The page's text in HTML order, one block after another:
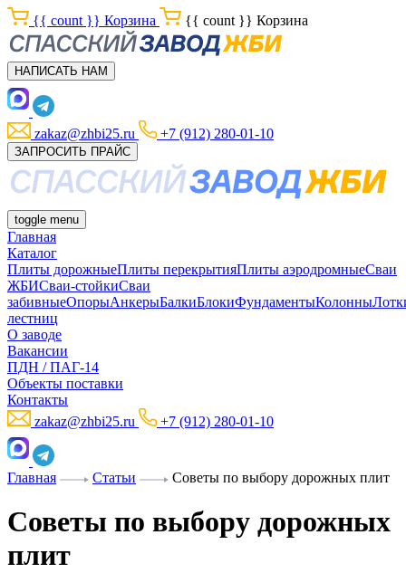
{{ count }} Корзина {{ count }} Корзина
НАПИСАТЬ НАМ
zakaz@zhbi25.ru +7 (912) 280-01-10
ЗАПРОСИТЬ ПРАЙС
toggle menu
Главная
Каталог
Плиты дорожныеПлиты перекрытияПлиты аэродромныеСваи
ЖБИСваи-стойкиСваи
забивныеОпорыАнкерыБалкиБлокиФундаментыКолонны
лестниц
О заводе
Вакансии
ПДН / ПАГ-14
Объекты поставки
Контакты
zakaz@zhbi25.ru
+7 (912) 280-01-10
Главная Статьи Советы по выбору дорожных плит
Советы по выбору дорожных
плит